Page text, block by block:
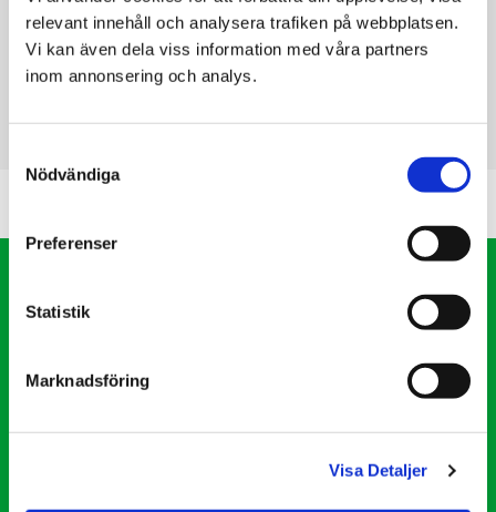
relevant innehåll och analysera trafiken på webbplatsen.
Vi kan även dela viss information med våra partners
inom annonsering och analys.
Selection
Nödvändiga
Preferenser
Statistik
Marknadsföring
Visa Detaljer
79 KR
VI hjälp er med veterinärens urval av produkter anpassade
produkterna som hjälper allt från hund, katt ner till de